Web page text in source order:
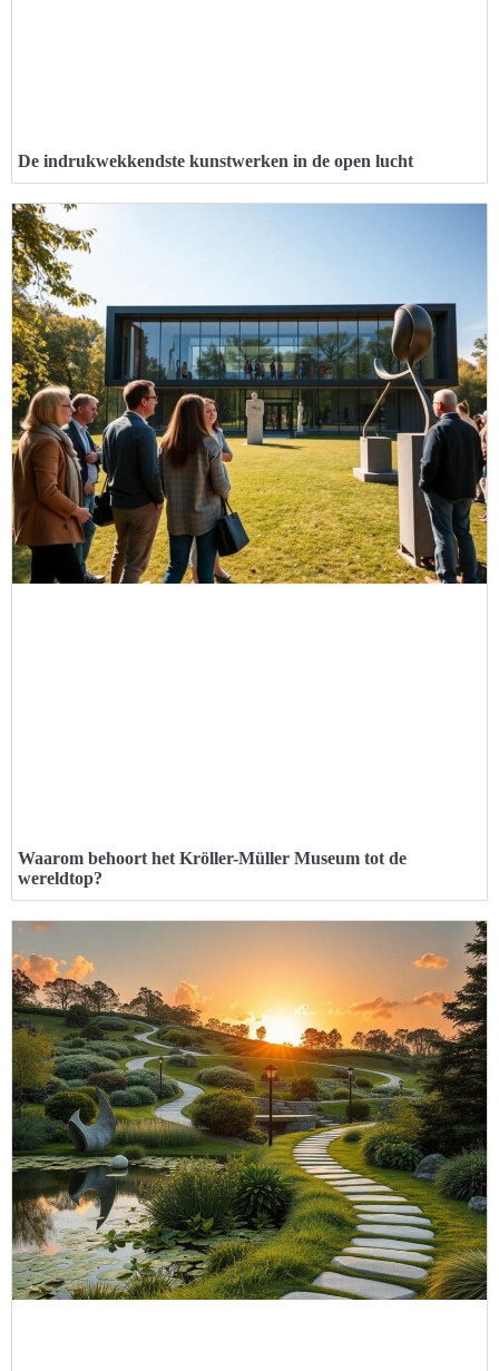
De indrukwekkendste kunstwerken in de open lucht
Waarom behoort het Kröller-Müller Museum tot de
wereldtop?